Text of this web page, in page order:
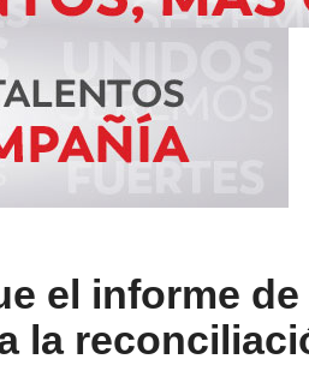
el informe
la